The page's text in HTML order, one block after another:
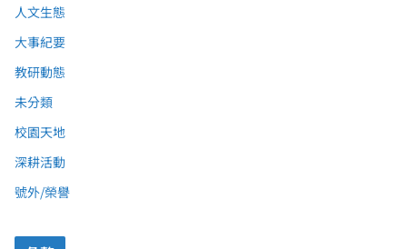
人文生態
大事紀要
教研動態
未分類
校園天地
深耕活動
號外/榮譽